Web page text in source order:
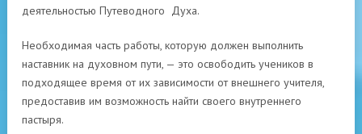
деятельностью Путеводного Духа.
Необходимая часть работы, которую должен выполнить
наставник на духовном пути, — это освободить учеников в
подходящее время от их зависимости от внешнего учителя,
предоставив им возможность найти своего внутреннего
пастыря.